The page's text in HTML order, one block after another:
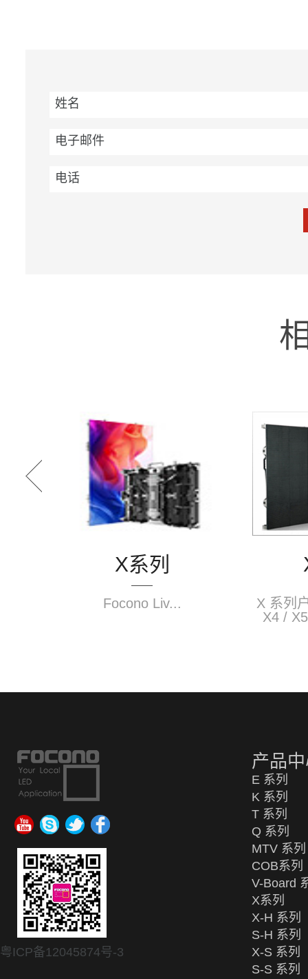
姓名
电子邮件
电话
X-S 系列
X 系列户外舞台租赁屏: X3 /
粤ICP备12045874号-3
产品
E 系列
K 系列
T 系列
Q 系列
MTV 系列
COB系列
V-Board
X系列
X-H 系列
S-H 系列
X-S 系列
S-S 系列